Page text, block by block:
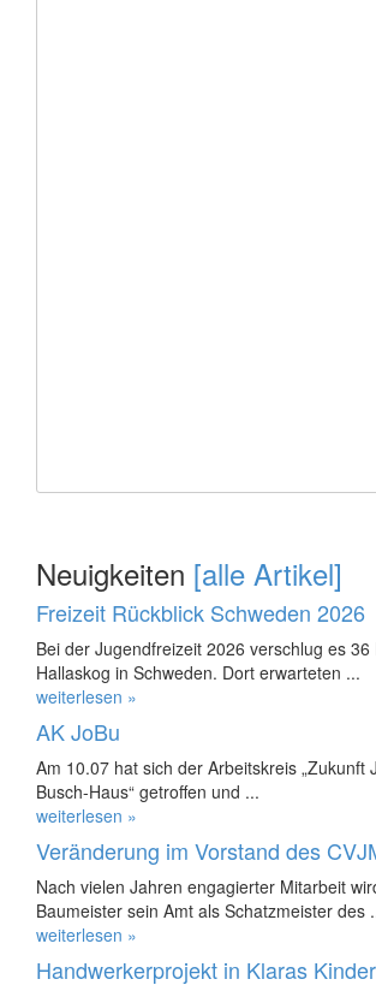
Neuigkeiten [alle Artikel]
Freizeit Rückblick Schweden 2026
Bei der Jugendfreizeit 2026 verschlug es 36
Hallaskog in Schweden. Dort erwarteten ...
weiterlesen »
AK JoBu
Am 10.07 hat sich der Arbeitskreis „Zukunft
Busch-Haus“ getroffen und ...
weiterlesen »
Veränderung im Vorstand des
Nach vielen Jahren engagierter Mitarbeit
Baumeister sein Amt als Schatzmeister des
weiterlesen »
Handwerkerprojekt in Klaras